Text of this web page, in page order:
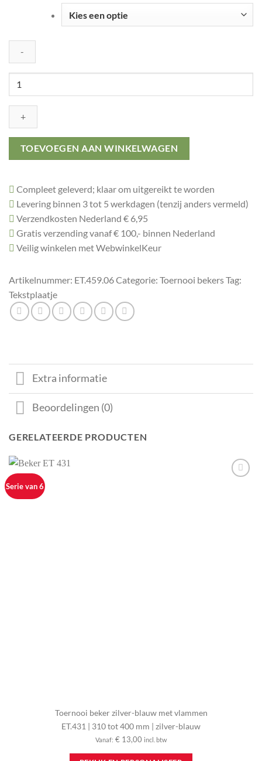
Toernooi
met
rood
aantal
TOEVOEGEN AAN WINKELWAGEN
Compleet geleverd; klaar om uitgereikt te worden
Levering binnen 3 tot 5 werkdagen (tenzij anders vermeld)
Verzendkosten Nederland € 6,95
Gratis verzending vanaf € 100,- binnen Nederland
Veilig winkelen met WebwinkelKeur
Artikelnummer: ET.459.06Categorie: Toernooi bekersTag:
Tekstplaatje
Extra informatie
Beoordelingen (0)
GERELATEERDE PRODUCTEN
Serie van 6
Toernooi beker zilver-blauw met vlammen
ET.431 | 310 tot 400 mm | zilver-blauw
Vanaf: € 13,00 incl. btw
Dit